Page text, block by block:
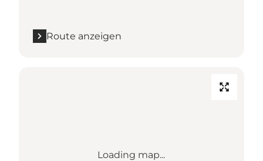
Route anzeigen
Loading map...